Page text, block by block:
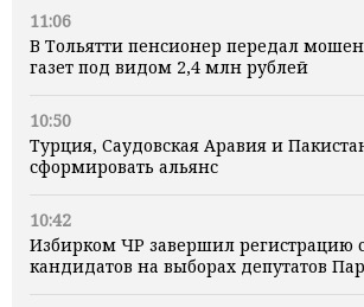
11:06
В Тольятти пенсионер передал
газет под видом 2,4 млн рублей
10:50
Турция, Саудовская Аравия и
сформировать альянс
10:42
Избирком ЧР завершил регистрацию
кандидатов на выборах депутатов